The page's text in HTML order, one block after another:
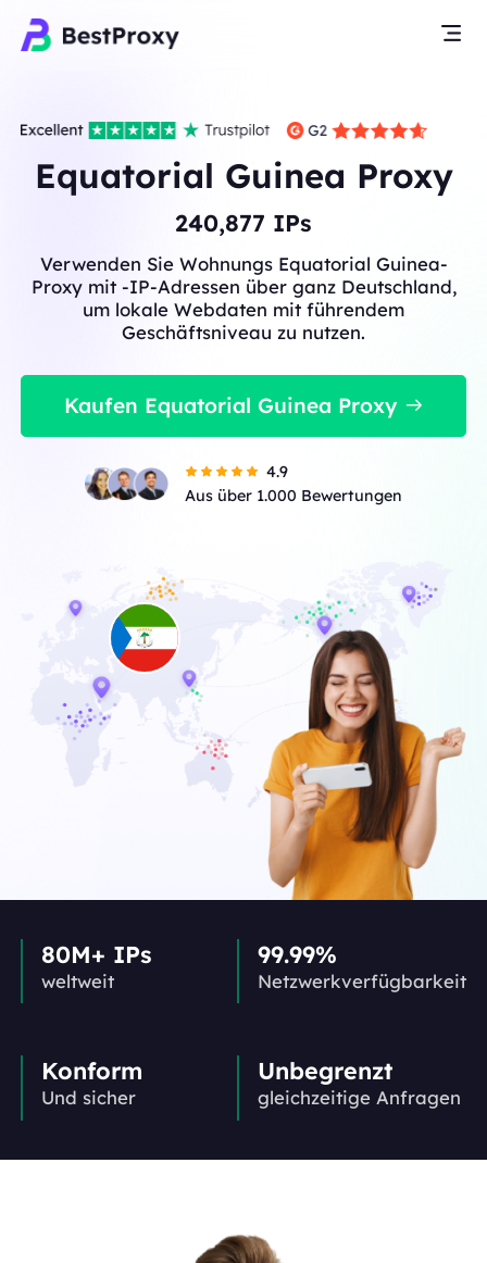
Equatorial Guinea Proxy
240,877 IPs
Verwenden Sie Wohnungs Equatorial Guinea-
Proxy mit -IP-Adressen über ganz Deutschland,
um lokale Webdaten mit führendem
Geschäftsniveau zu nutzen.
Kaufen Equatorial Guinea Proxy
4.9
Aus über 1.000 Bewertungen
80M+ IPs
weltweit
99.99%
Netzwerkverfügbarkeit
Konform
Und sicher
Unbegrenzt
gleichzeitige Anfragen